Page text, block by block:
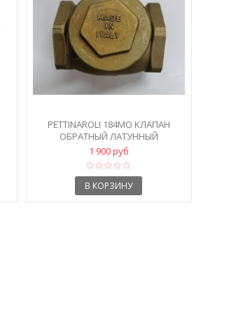
PETTINAROLI 184MO КЛАПАН
ОБРАТНЫЙ ЛАТУННЫЙ
МУФТОВЫЙ...
1 900 руб
В КОРЗИНУ